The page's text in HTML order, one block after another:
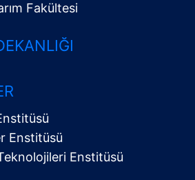
Fakültesi
Enstitüsü
Enstitüsü